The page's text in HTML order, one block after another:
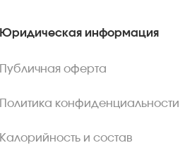
Юридическая информация
Публичная оферта
Политика конфиденциальности
Калорийность и состав